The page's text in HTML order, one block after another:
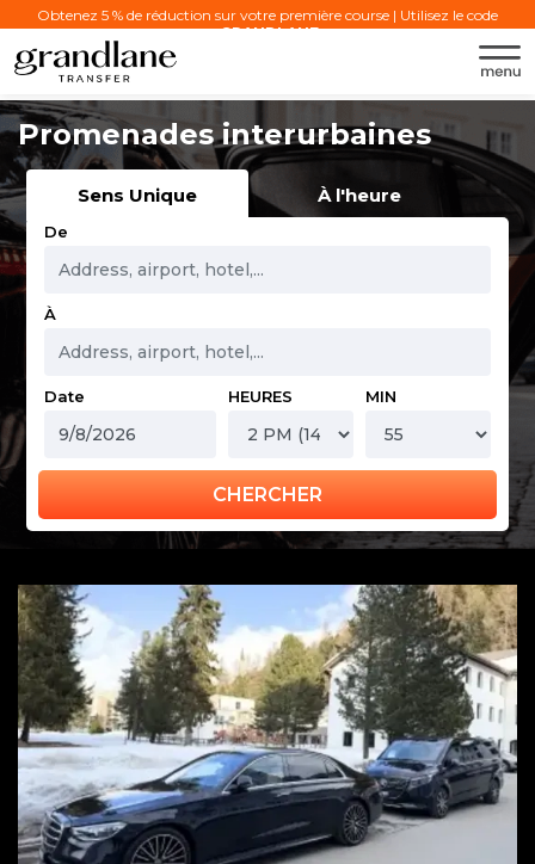
Obtenez 5 % de réduction sur votre première course | Utilisez le code
:GRANDLANE
Promenades interurbaines
Sens Unique À l'heure
De
À
Date HEURES MIN
CHERCHER